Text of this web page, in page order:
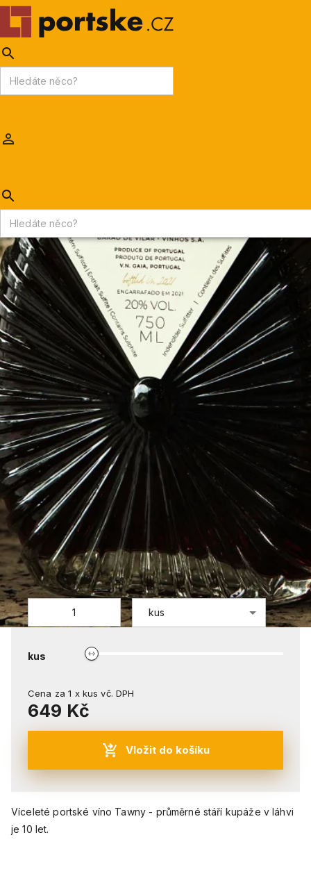
KPDV AKCE PORTSKÉ VÍNO
Portske.cz
Barao de Vilar 10 y.o.
Barao de Vilar 10 y.o.
Barao de Vilar
Cena vč. DPH 649 Kč 0,75l
Cena bez DPH: 536,36 Kč / 0,75l
Objednací číslo: ZVB0640
Dostupnost: Skladem
Přepočet: 0,75l = 1 kus
Vyberte množství:
kus
kus
Cena za1 x kus vč. DPH
649 Kč
Vložit do košíku
Víceleté portské víno Tawny - průměrné stáří kupáže v láhvi
je 10 let.